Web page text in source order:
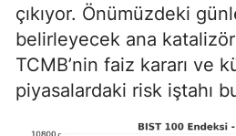
çıkıyor. Önümüzdeki
belirleyecek ana
TCMB’nin faiz kararı ve
piyasalardaki risk iştahı